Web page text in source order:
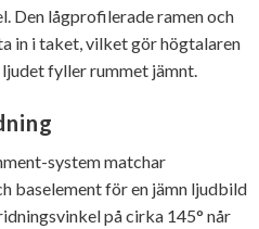
Den lågprofilerade ramen och
in i taket, vilket gör högtalaren
fyller rummet jämnt.
system matchar
baselement för en jämn ljudbild
på cirka 145° når